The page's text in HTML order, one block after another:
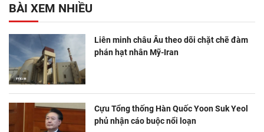
BÀI XEM NHIỀU
Liên minh châu Âu theo dõi chặt chẽ đàm
phán hạt nhân Mỹ-Iran
Cựu Tổng thống Hàn Quốc Yoon Suk Yeol
phủ nhận cáo buộc nổi loạn